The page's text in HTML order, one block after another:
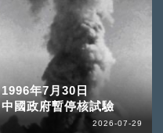
1996年7月30日
中國政府暫停核試驗
2026-07-29